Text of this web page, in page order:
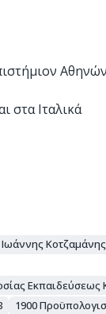
Αθηνών
στα Ιταλικά
Ιωάννης Κοτζαμάνης
1900